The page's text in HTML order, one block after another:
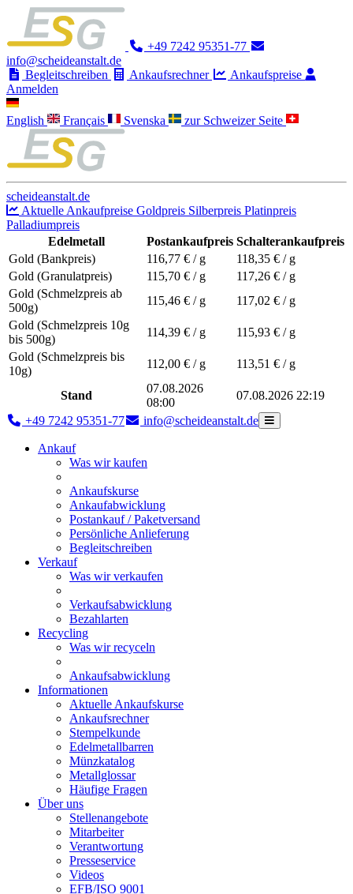
+49 7242 95351-77
info@scheideanstalt.de
Begleitschreiben
Ankaufsrechner
Ankaufspreise
Anmelden
English Français Svenska zur Schweizer Seite
scheideanstalt.de
Aktuelle Ankaufpreise Goldpreis Silberpreis Platinpreis
Palladiumpreis
Edelmetall
Postankaufpreis Schalterankaufpreis
Gold (Bankpreis)
116,77 € / g 118,35 € / g
Gold (Granulatpreis)
115,70 € / g 117,26 € / g
Gold (Schmelzpreis ab
500g)
115,46 € / g 117,02 € / g
Gold (Schmelzpreis 10g
bis 500g)
114,39 € / g 115,93 € / g
Gold (Schmelzpreis bis
10g)
112,00 € / g 113,51 € / g
Stand
07.08.2026
08:00
07.08.2026 22:19
+49 7242 95351-77 info@scheideanstalt.de
Ankauf
Was wir kaufen
Ankaufskurse
Ankaufabwicklung
Postankauf / Paketversand
Persönliche Anlieferung
Begleitschreiben
Verkauf
Was wir verkaufen
Verkaufsabwicklung
Bezahlarten
Recycling
Was wir recyceln
Ankaufsabwicklung
Informationen
Aktuelle Ankaufskurse
Ankaufsrechner
Stempelkunde
Edelmetallbarren
Münzkatalog
Metallglossar
Häufige Fragen
Über uns
Stellenangebote
Mitarbeiter
Verantwortung
Presseservice
Videos
EFB/ISO 9001